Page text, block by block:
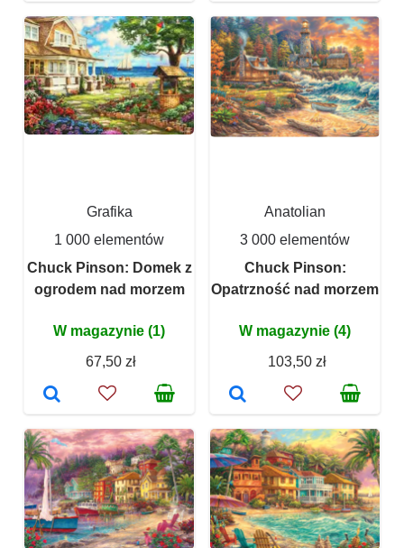
Grafika
1 000 elementów
Chuck Pinson: Domek z
ogrodem nad morzem
W magazynie (1)
67,50 zł
Anatolian
3 000 elementów
Chuck Pinson:
Opatrzność nad morzem
W magazynie (4)
103,50 zł